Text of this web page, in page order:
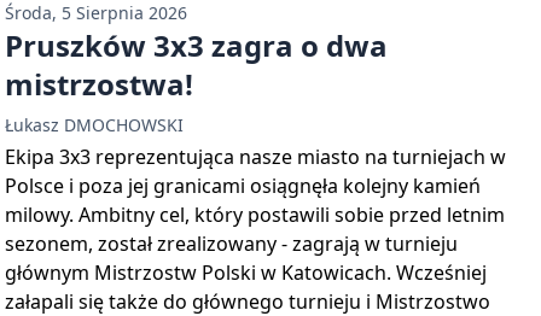
Środa, 5 Sierpnia 2026
Pruszków 3x3 zagra o dwa
mistrzostwa!
Łukasz DMOCHOWSKI
Ekipa 3x3 reprezentująca nasze miasto na turniejach w
Polsce i poza jej granicami osiągnęła kolejny kamień
milowy. Ambitny cel, który postawili sobie przed letnim
sezonem, został zrealizowany - zagrają w turnieju
głównym Mistrzostw Polski w Katowicach. Wcześniej
załapali się także do głównego turnieju i Mistrzostwo